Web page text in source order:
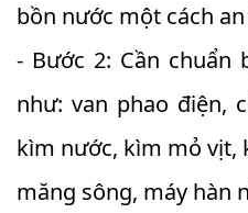
bồn nước một cách
- Bước 2: Cần chuẩn
như: van phao điện,
kìm nước, kìm mỏ vịt,
măng sông, máy hàn